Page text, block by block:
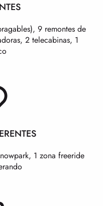
9 remontes de
2 telecabinas, 1
1 zona freeride